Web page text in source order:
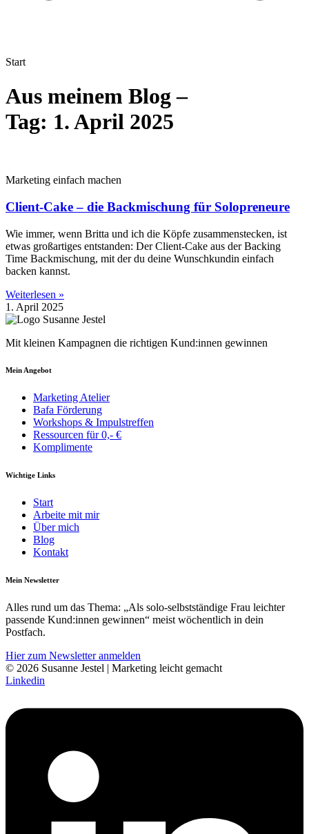
Start
Aus meinem Blog –
Tag: 1. April 2025
Marketing einfach machen
Client-Cake – die Backmischung für Solopreneure
Wie immer, wenn Britta und ich die Köpfe zusammenstecken, ist
etwas großartiges entstanden: Der Client-Cake aus der Backing
Time Backmischung, mit der du deine Wunschkundin einfach
backen kannst.
Weiterlesen »
1. April 2025
Mit kleinen Kampagnen die richtigen Kund:innen gewinnen
Mein Angebot
Marketing Atelier
Bafa Förderung
Workshops & Impulstreffen
Ressourcen für 0,- €
Komplimente
Wichtige Links
Start
Arbeite mit mir
Über mich
Blog
Kontakt
Mein Newsletter
Alles rund um das Thema: „Als solo-selbst­­ständige Frau leichter
pass­ende Kund:innen gewinnen“ meist wöchentlich in dein
Postfach.
Hier zum Newsletter anmelden
© 2026 Susanne Jestel | Marketing leicht gemacht
Linkedin